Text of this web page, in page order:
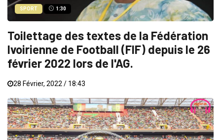
SPORT 1:30
Toilettage des textes de la Fédération
Ivoirienne de Football (FIF) depuis le 26
février 2022 lors de l'AG.
28 Février, 2022 / 18:43